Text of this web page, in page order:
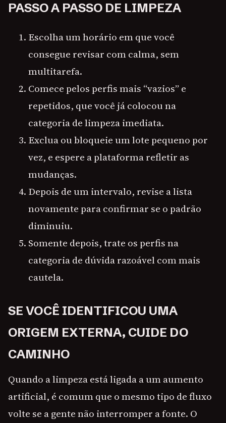
PASSO A PASSO DE LIMPEZA
Escolha um horário em que você
consegue revisar com calma, sem
multitarefa.
Comece pelos perfis mais “vazios” e
repetidos, que você já colocou na
categoria de limpeza imediata.
Exclua ou bloqueie um lote pequeno por
vez, e espere a plataforma refletir as
mudanças.
Depois de um intervalo, revise a lista
novamente para confirmar se o padrão
diminuiu.
Somente depois, trate os perfis na
categoria de dúvida razoável com mais
cautela.
SE VOCÊ IDENTIFICOU UMA
ORIGEM EXTERNA, CUIDE DO
CAMINHO
Quando a limpeza está ligada a um aumento
artificial, é comum que o mesmo tipo de fluxo
volte se a gente não interromper a fonte. O